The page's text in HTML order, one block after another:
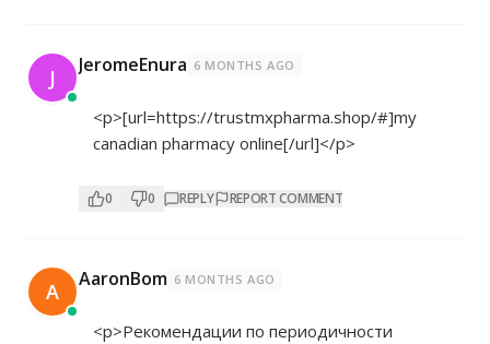
J JeromeEnura 6 MONTHS AGO
<p>[url=https://trustmxpharma.shop/#]my
canadian pharmacy online[/url]</p>
0 0 REPLY REPORT COMMENT
A AaronBom 6 MONTHS AGO
<p>Рекомендации по периодичности